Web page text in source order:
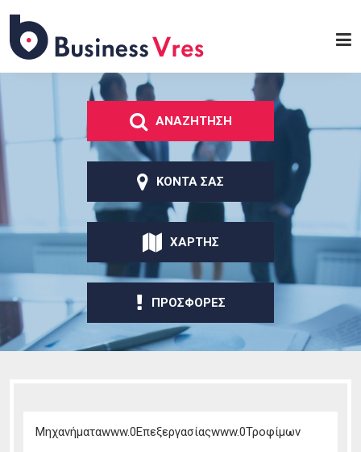
κυρίως περιεχόμενο
Business
ΑΝΑΖΗΤΗΣΗ
ΚΟΝΤΑ ΣΑΣ
ΧΑΡΤΗΣ
ΠΡΟΣΦΟΡΕΣ